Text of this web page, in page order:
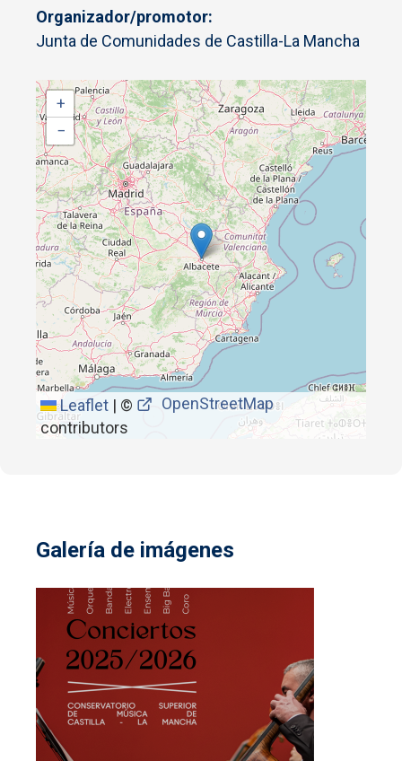
Organizador/promotor
Junta de Comunidades de Castilla-La Mancha
+
−
Leaflet | ©
OpenStreetMap
contributors
Galería de imágenes